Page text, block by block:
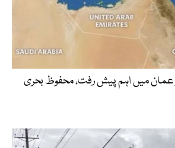
اور عمان میں اہم پیش رفت، محفوظ بحری